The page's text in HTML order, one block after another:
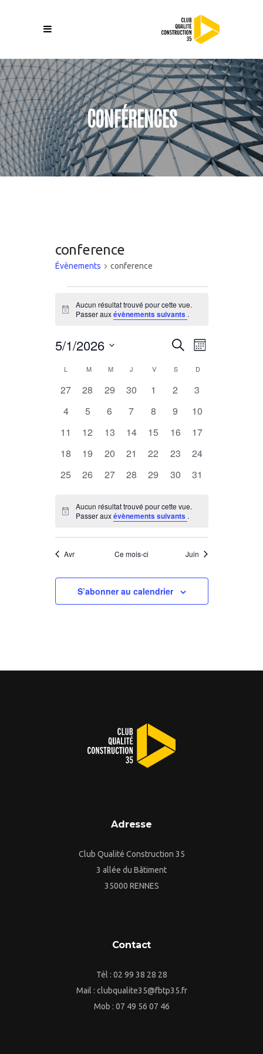
CONFÉRENCES
conference
Évènements conference
Évènements
Notice
Aucun résultat trouvé pour cette vue.
Passer auxévènements suivants .
Recherche
et
navigation
de
vues
RechercheNavigation
Mois
5/1/2026
date.
Calendrier
de
Évènements
L LUNDIMMARDI
M MERCREDI
J JEUDIVVENDREDI
SSAMEDI
D
0
27
0
28
0
29
0
30
0
1
0
2
0
3
0
4
0
5
0
6
0
7
0
8
0
9
0
10
0
11
0
12
0
13
0
14
0
15
0
16
0
17
0
18
0
19
0
20
0
21
0
22
0
23
0
24
0
25
0
26
0
27
0
28
0
29
0
30
0
31
Notice
Aucun résultat trouvé pour cette vue.
Passer auxévènements suivants .
Avr Ce mois-ci Juin
S’abonner au calendrier
Adresse
Club Qualité Construction 35
3 allée du Bâtiment
35000 RENNES
Contact
Tél : 02 99 38 28 28
Mail : clubqualite35@fbtp35.fr
Mob : 07 49 56 07 46